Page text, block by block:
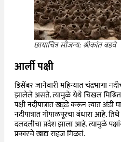
छायाचित्र सौजन्य: श्रीकांत बडवे
आर्ली पक्षी
डिसेंबर जानेवारी महिन्यात चंद्रभागा
झालेले असते. त्यामुळे येथे चिखल
पक्षी नदीपात्रात खड्‌डे करून त्यात
नदीपात्रात गोपाळपूरचा बंधारा आहे.
दलदलीचा प्रदेश झाला आहे. त्यामुळे
प्रकारचे खाद्य सहज मिळतं.